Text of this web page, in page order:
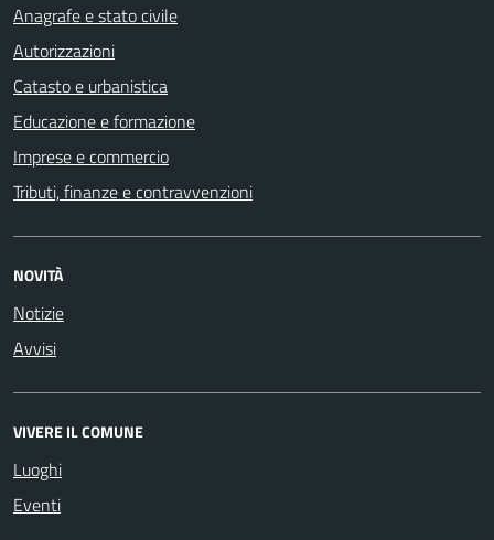
Anagrafe e stato civile
Autorizzazioni
Catasto e urbanistica
Educazione e formazione
Imprese e commercio
Tributi, finanze e contravvenzioni
NOVITÀ
Notizie
Avvisi
VIVERE IL COMUNE
Luoghi
Eventi